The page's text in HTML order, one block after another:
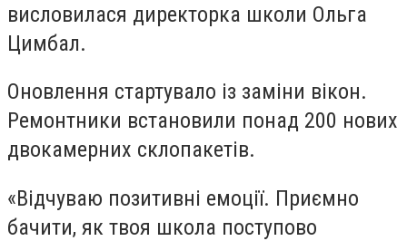
висловилася директорка школи Ольга
Цимбал.
Оновлення стартувало із заміни вікон.
Ремонтники встановили понад 200 нових
двокамерних склопакетів.
«Відчуваю позитивні емоції. Приємно
бачити, як твоя школа поступово